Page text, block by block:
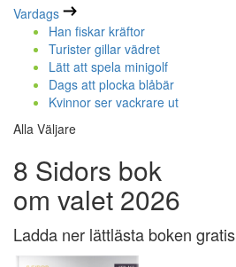
Vardags
Han fiskar kräftor
Turister gillar vädret
Lätt att spela minigolf
Dags att plocka blåbär
Kvinnor ser vackrare ut
Alla Väljare
8 Sidors bok
om valet 2026
Ladda ner lättlästa boken gratis